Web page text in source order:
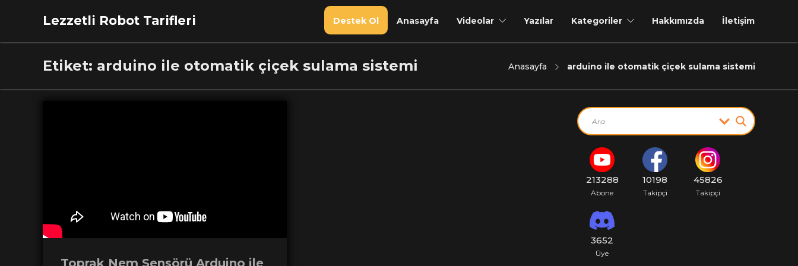
Lezzetli Robot Tarifleri Destek Ol Anasayfa Videolar Yazılar Kategoriler Hakkımızda İletişim
Etiket: arduino ile otomatik çiçek sulama sistemi Anasayfa arduino ile otomatik çiçek sulama sistemi
Toprak Nem Sensörü Arduino ile
213288
Abone
10198
Takipçi
45826
Takipçi
3652
Üye